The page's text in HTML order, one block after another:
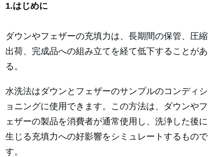
1.はじめに
ダウンやフェザーの充填力は、長期間の保管、圧縮
出荷、完成品への組み立てを経て低下することがあ
る。
水洗法はダウンとフェザーのサンプルのコンディシ
ョニングに使用できます。この方法は、ダウンやフ
ェザーの製品を消費者が通常使用し、洗浄した後に
生じる充填力への好影響をシミュレートするもので
す。